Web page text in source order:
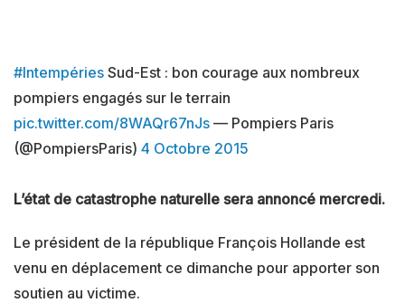
#Intempéries Sud-Est : bon courage aux nombreux
pompiers engagés sur le terrain
pic.twitter.com/8WAQr67nJs — Pompiers Paris
(@PompiersParis) 4 Octobre 2015
L’état de catastrophe naturelle sera annoncé mercredi.
Le président de la république François Hollande est
venu en déplacement ce dimanche pour apporter son
soutien au victime.